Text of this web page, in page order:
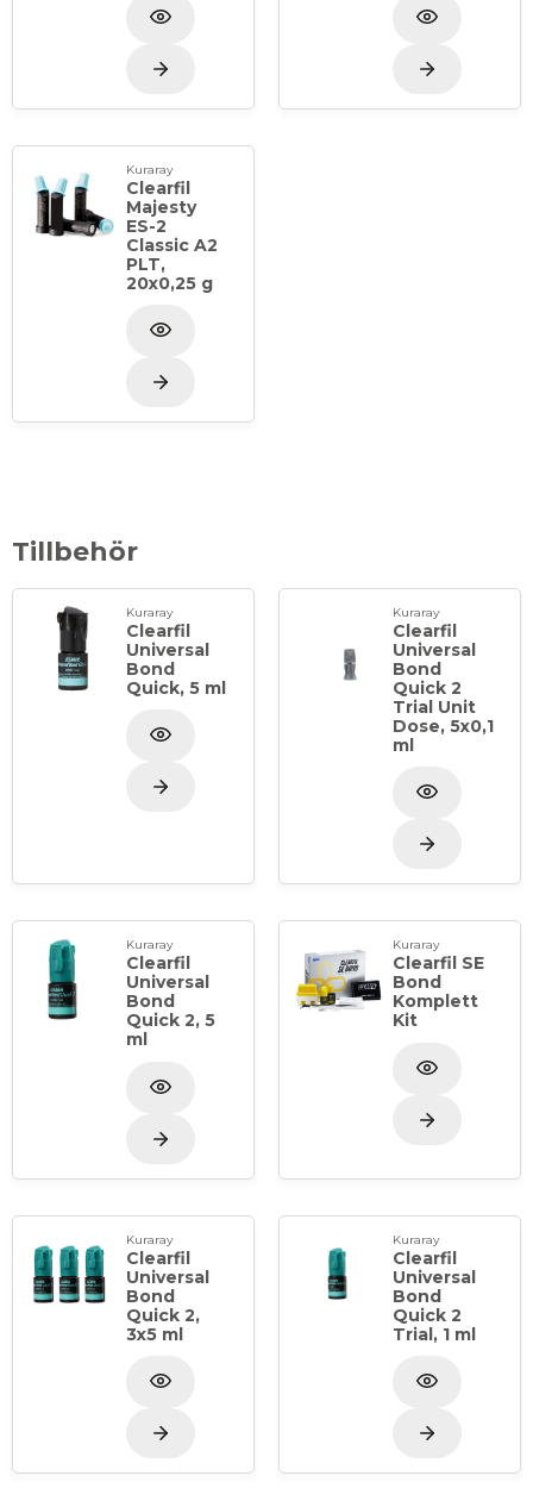
Kuraray
Clearfil
Majesty
ES-2
Classic A2
PLT,
20x0,25 g
Tillbehör
Kuraray
Clearfil
Universal
Bond
Quick, 5 ml
Kuraray
Clearfil
Universal
Bond
Quick 2
Trial Unit
Dose, 5x0,1
ml
Kuraray
Clearfil
Universal
Bond
Quick 2, 5
ml
Kuraray
Clearfil SE
Bond
Komplett
Kit
Kuraray
Clearfil
Universal
Bond
Quick 2,
3x5 ml
Kuraray
Clearfil
Universal
Bond
Quick 2
Trial, 1 ml